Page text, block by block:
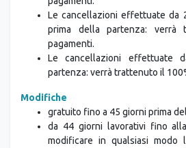
prima della partenza:
pagamenti.
Le cancellazioni effettuate da
prima della partenza: verrà
pagamenti.
Le cancellazioni effettuate
partenza: verrà trattenuto il
Modifiche
gratuito fino a 45 giorni prima